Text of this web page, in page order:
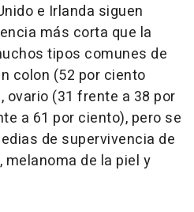
e Irlanda siguen
más corta que la
tipos comunes de
colon (52 por ciento
(31 frente a 38 por
a 61 por ciento), pero se
de supervivencia de
de la piel y